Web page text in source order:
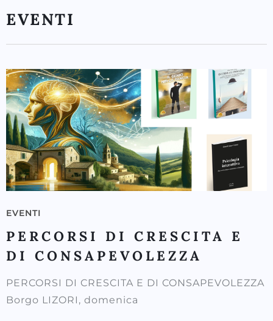
EVENTI
EVENTI
PERCORSI DI CRESCITA E
DI CONSAPEVOLEZZA
PERCORSI DI CRESCITA E DI CONSAPEVOLEZZA
Borgo LIZORI, domenica